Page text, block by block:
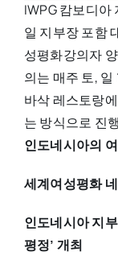
IWPG 캄보디
일 지부장 포함
성평화강의자
의는 매주 토,
바삭 레스토랑
는 방식으로 진
인도네시아의
세계여성평화
인도네시아 지
평정’ 개최